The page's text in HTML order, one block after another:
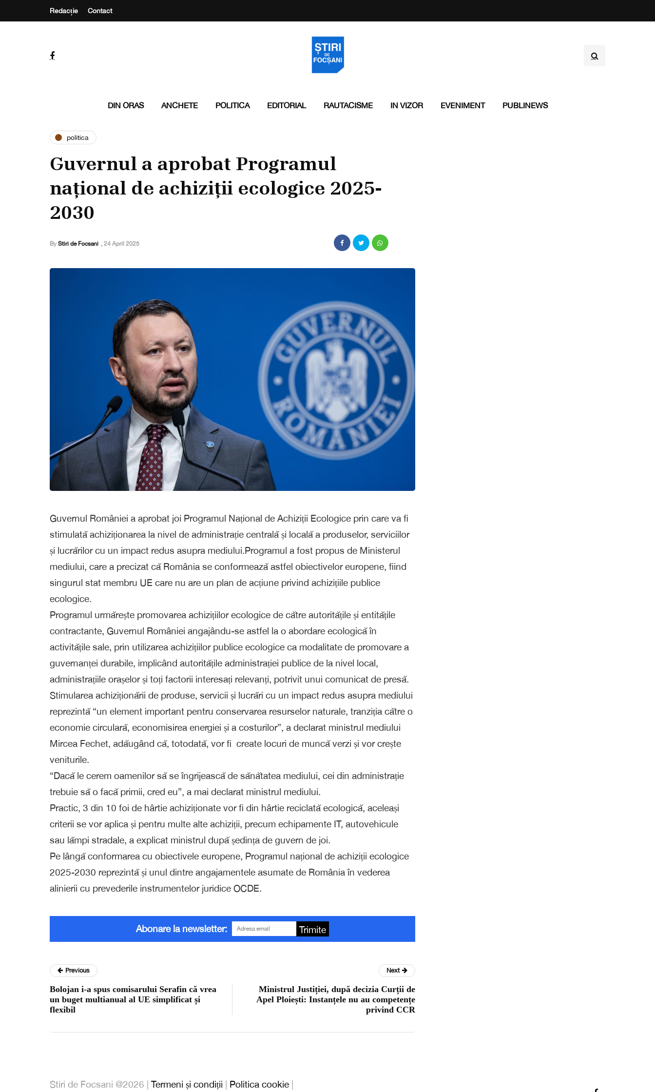
Redacție Contact
DIN ORAS ANCHETE POLITICA EDITORIAL RAUTACISME IN VIZOR EVENIMENT PUBLINEWS
politica
Guvernul a aprobat Programul
național de achiziții ecologice 2025-
2030
By Stiri de Focsani , 24 April 2025
Guvernul României a aprobat joi Programul Național de Achiziții Ecologice prin care va fi
stimulată achiziționarea la nivel de administrație centrală și locală a produselor, serviciilor
și lucrărilor cu un impact redus asupra mediului.Programul a fost propus de Ministerul
mediului, care a precizat că România se conformează astfel obiectivelor europene, fiind
singurul stat membru UE care nu are un plan de acțiune privind achizițiile publice
ecologice.
Programul urmărește promovarea achizițiilor ecologice de către autoritățile și entitățile
contractante, Guvernul României angajându-se astfel la o abordare ecologică în
activitățile sale, prin utilizarea achizițiilor publice ecologice ca modalitate de promovare a
guvernanței durabile, implicând autoritățile administrației publice de la nivel local,
administrațiile orașelor și toți factorii interesați relevanți, potrivit unui comunicat de presă.
Stimularea achiziționării de produse, servicii și lucrări cu un impact redus asupra mediului
reprezintă “un element important pentru conservarea resurselor naturale, tranziția către o
economie circulară, economisirea energiei și a costurilor”, a declarat ministrul mediului
Mircea Fechet, adăugând că, totodată, vor fi create locuri de muncă verzi și vor crește
veniturile.
“Dacă le cerem oamenilor să se îngrijească de sănătatea mediului, cei din administrație
trebuie să o facă primii, cred eu”, a mai declarat ministrul mediului.
Practic, 3 din 10 foi de hârtie achiziționate vor fi din hârtie reciclată ecologică, aceleași
criterii se vor aplica și pentru multe alte achiziții, precum echipamente IT, autovehicule
sau lămpi stradale, a explicat ministrul după ședința de guvern de joi.
Pe lângă conformarea cu obiectivele europene, Programul național de achiziții ecologice
2025-2030 reprezintă și unul dintre angajamentele asumate de România în vederea
alinierii cu prevederile instrumentelor juridice OCDE.
Abonare la newsletter: Trimite
Previous
Bolojan i-a spus comisarului Serafin că vrea
un buget multianual al UE simplificat și
flexibil
Next
Ministrul Justiției, după decizia Curții de
Apel Ploiești: Instanțele nu au competențe
privind CCR
Stiri de Focsani @2026 | Termeni și condiții | Politica cookie |